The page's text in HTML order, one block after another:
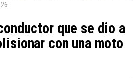
que se dio a
con una moto